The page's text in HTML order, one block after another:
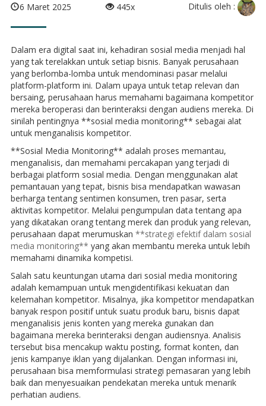
6 Maret 2025 445x Ditulis oleh :
Dalam era digital saat ini, kehadiran sosial media menjadi hal
yang tak terelakkan untuk setiap bisnis. Banyak perusahaan
yang berlomba-lomba untuk mendominasi pasar melalui
platform-platform ini. Dalam upaya untuk tetap relevan dan
bersaing, perusahaan harus memahami bagaimana kompetitor
mereka beroperasi dan berinteraksi dengan audiens mereka. Di
sinilah pentingnya **sosial media monitoring** sebagai alat
untuk menganalisis kompetitor.
**Sosial Media Monitoring** adalah proses memantau,
menganalisis, dan memahami percakapan yang terjadi di
berbagai platform sosial media. Dengan menggunakan alat
pemantauan yang tepat, bisnis bisa mendapatkan wawasan
berharga tentang sentimen konsumen, tren pasar, serta
aktivitas kompetitor. Melalui pengumpulan data tentang apa
yang dikatakan orang tentang merek dan produk yang relevan,
perusahaan dapat merumuskan **strategi efektif dalam sosial
media monitoring** yang akan membantu mereka untuk lebih
memahami dinamika kompetisi.
Salah satu keuntungan utama dari sosial media monitoring
adalah kemampuan untuk mengidentifikasi kekuatan dan
kelemahan kompetitor. Misalnya, jika kompetitor mendapatkan
banyak respon positif untuk suatu produk baru, bisnis dapat
menganalisis jenis konten yang mereka gunakan dan
bagaimana mereka berinteraksi dengan audiensnya. Analisis
tersebut bisa mencakup waktu posting, format konten, dan
jenis kampanye iklan yang dijalankan. Dengan informasi ini,
perusahaan bisa memformulasi strategi pemasaran yang lebih
baik dan menyesuaikan pendekatan mereka untuk menarik
perhatian audiens.